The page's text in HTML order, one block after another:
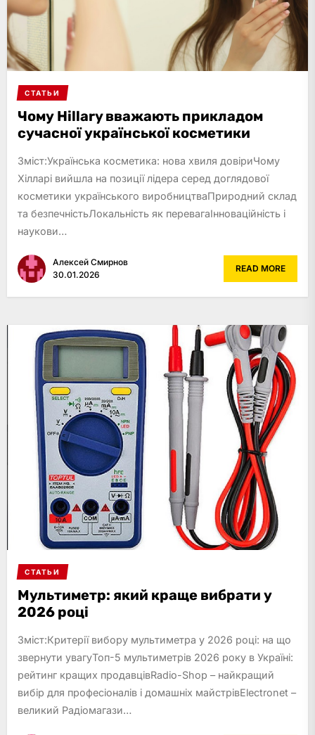
СТАТЬИ
Чому Hillary вважають прикладом
сучасної української косметики
Зміст:Українська косметика: нова хвиля довіриЧому
Хілларі вийшла на позиції лідера серед доглядової
косметики українського виробництваПриродний склад
та безпечністьЛокальність як перевагаІнноваційність і
наукови…
Алексей Смирнов
30.01.2026
READ MORE
СТАТЬИ
Мультиметр: який краще вибрати у
2026 році
Зміст:Критерії вибору мультиметра у 2026 році: на що
звернути увагуТоп-5 мультиметрів 2026 року в Україні:
рейтинг кращих продавцівRadio-Shop – найкращий
вибір для професіоналів і домашніх майстрівElectronet –
великий Радіомагази…